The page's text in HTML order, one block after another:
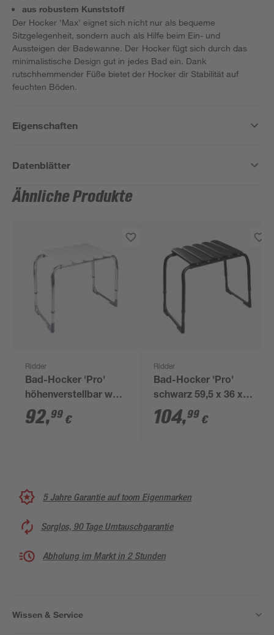
aus robustem Kunststoff
Der Hocker 'Max' eignet sich nicht nur als bequeme
Sitzgelegenheit, sondern auch als Hilfe beim Ein- und
Aussteigen der Badewanne. Der Hocker fügt sich durch das
minimalistische Design gut in jedes Bad ein. Dank
rutschhemmender Füße bietet der Hocker dir Stabilität auf
feuchten Böden.
Eigenschaften
Datenblätter
Ähnliche Produkte
Ridder
Bad-Hocker 'Pro'
höhenverstellbar weiß
62,8 x 33,3 x 41,7 -
54,2 cm
92,99 €
Ridder
Bad-Hocker 'Pro'
schwarz 59,5 x 36 x
54 cm
104,99 €
5 Jahre Garantie auf toom Eigenmarken
Sorglos, 90 Tage Umtauschgarantie
Abholung im Markt in 2 Stunden
Wissen & Service